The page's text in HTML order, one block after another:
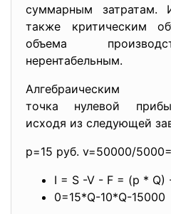
суммарным затратам.
также критическим
объема
нерентабельным.
точка нулевой
исходя из следующей
p=15 руб. v=50000/
I = S -V - F = (p * Q)
0=15*Q-10*Q-15000